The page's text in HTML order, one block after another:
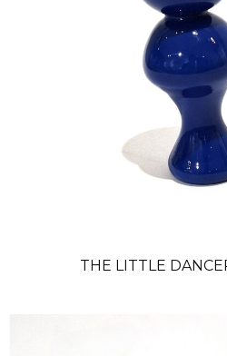
THE LITTLE